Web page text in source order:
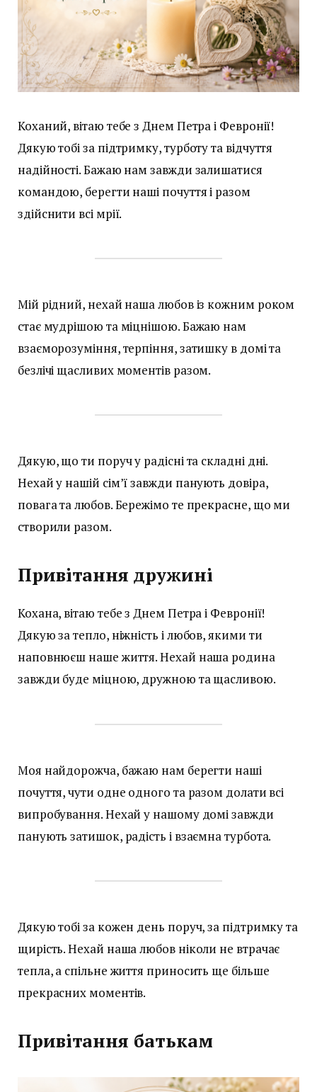
Коханий, вітаю тебе з Днем Петра і Февронії!
Дякую тобі за підтримку, турботу та відчуття
надійності. Бажаю нам завжди залишатися
командою, берегти наші почуття і разом
здійснити всі мрії.
Мій рідний, нехай наша любов із кожним роком
стає мудрішою та міцнішою. Бажаю нам
взаєморозуміння, терпіння, затишку в домі та
безлічі щасливих моментів разом.
Дякую, що ти поруч у радісні та складні дні.
Нехай у нашій сім’ї завжди панують довіра,
повага та любов. Бережімо те прекрасне, що ми
створили разом.
Привітання дружині
Кохана, вітаю тебе з Днем Петра і Февронії!
Дякую за тепло, ніжність і любов, якими ти
наповнюєш наше життя. Нехай наша родина
завжди буде міцною, дружною та щасливою.
Моя найдорожча, бажаю нам берегти наші
почуття, чути одне одного та разом долати всі
випробування. Нехай у нашому домі завжди
панують затишок, радість і взаємна турбота.
Дякую тобі за кожен день поруч, за підтримку та
щирість. Нехай наша любов ніколи не втрачає
тепла, а спільне життя приносить ще більше
прекрасних моментів.
Привітання батькам